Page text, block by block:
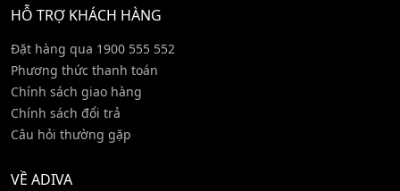
HỖ TRỢ KHÁCH HÀNG
Đặt hàng qua 1900 555 552
Phương thức thanh toán
Chính sách giao hàng
Chính sách đổi trả
Câu hỏi thường gặp
VỀ ADIVA